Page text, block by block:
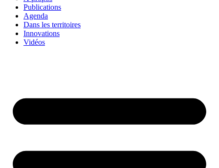
Publications
Agenda
Dans les territoires
Innovations
Vidéos